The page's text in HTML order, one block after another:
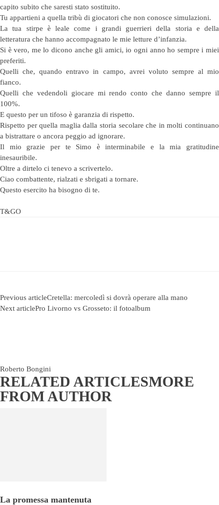
capito subito che saresti stato sostituito.
Tu appartieni a quella tribù di giocatori che non conosce simulazioni.
La tua stirpe è leale come i grandi guerrieri della storia e della
letteratura che hanno accompagnato le mie letture d’infanzia.
Si è vero, me lo dicono anche gli amici, io ogni anno ho sempre i miei
preferiti.
Quelli che, quando entravo in campo, avrei voluto sempre al mio
fianco.
Quelli che vedendoli giocare mi rendo conto che danno sempre il
100%.
E questo per un tifoso è garanzia di rispetto.
Rispetto per quella maglia dalla storia secolare che in molti continuano
a bistrattare o ancora peggio ad ignorare.
Il mio grazie per te Simo è interminabile e la mia gratitudine
inesauribile.
Oltre a dirtelo ci tenevo a scrivertelo.
Ciao combattente, rialzati e sbrigati a tornare.
Questo esercito ha bisogno di te.
T&GO
Previous articleCretella: mercoledì si dovrà operare alla mano
Next articlePro Livorno vs Grosseto: il fotoalbum
Roberto Bongini
RELATED ARTICLESMORE
FROM AUTHOR
La promessa mantenuta